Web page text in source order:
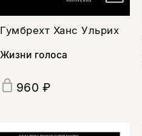
Гумбрехт Ханс Ульрих
Жизни голоса
960 ₽